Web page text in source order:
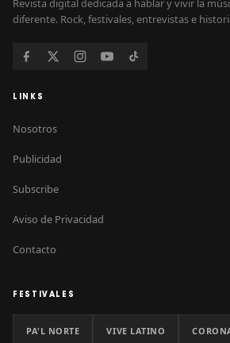
Revista digital dedicada a hablar y vivir la
diferente. Rock, festivales, entrevistas e
LINKS
Nosotros
Publicidad
Subscribe
Aviso de Privacidad
Contacto
FESTIVALES
PA'L NORTE VIVE LATINO